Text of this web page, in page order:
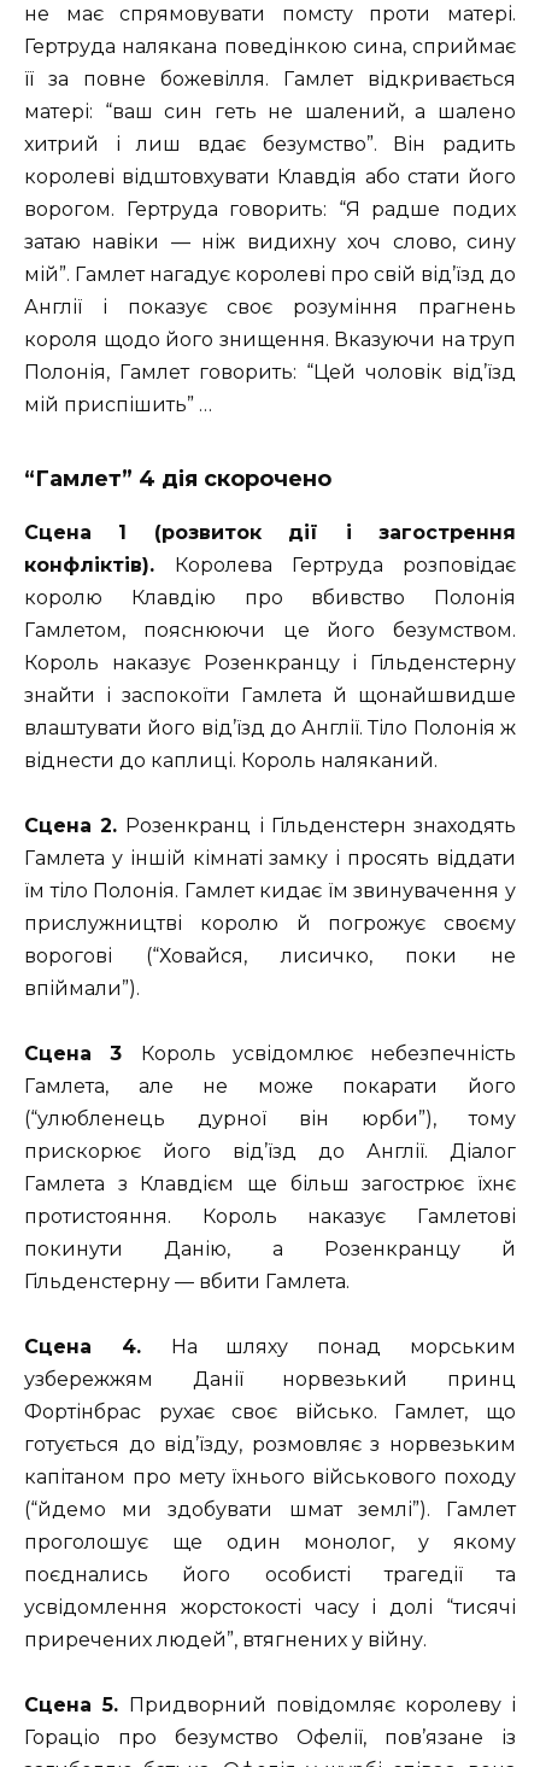
не має спрямовувати помсту проти матері.
Гертруда налякана поведінкою сина, сприймає
її за повне божевілля. Гамлет відкривається
матері: “ваш син геть не шалений, а шалено
хитрий і лиш вдає безумство”. Він радить
королеві відштовхувати Клавдія або стати його
ворогом. Гертруда говорить: “Я радше подих
затаю навіки — ніж видихну хоч слово, сину
мій”. Гамлет нагадує королеві про свій від’їзд до
Англії і показує своє розуміння прагнень
короля щодо його знищення. Вказуючи на труп
Полонія, Гамлет говорить: “Цей чоловік від’їзд
мій приспішить” …
“Гамлет” 4 дія скорочено
Сцена 1 (розвиток дії і загострення
конфліктів). Королева Гертруда розповідає
королю Клавдію про вбивство Полонія
Гамлетом, пояснюючи це його безумством.
Король наказує Розенкранцу і Гільденстерну
знайти і заспокоїти Гамлета й щонайшвидше
влаштувати його від’їзд до Англії. Тіло Полонія ж
віднести до каплиці. Король наляканий.
Сцена 2. Розенкранц і Гільденстерн знаходять
Гамлета у іншій кімнаті замку і просять віддати
їм тіло Полонія. Гамлет кидає їм звинувачення у
прислужництві королю й погрожує своєму
ворогові (“Ховайся, лисичко, поки не
впіймали”).
Сцена 3 Король усвідомлює небезпечність
Гамлета, але не може покарати його
(“улюбленець дурної він юрби”), тому
прискорює його від’їзд до Англії. Діалог
Гамлета з Клавдієм ще більш загострює їхнє
протистояння. Король наказує Гамлетові
покинути Данію, а Розенкранцу й
Гільденстерну — вбити Гамлета.
Сцена 4. На шляху понад морським
узбережжям Данії норвезький принц
Фортінбрас рухає своє військо. Гамлет, що
готується до від’їзду, розмовляє з норвезьким
капітаном про мету їхнього військового походу
(“йдемо ми здобувати шмат землі”). Гамлет
проголошує ще один монолог, у якому
поєднались його особисті трагедії та
усвідомлення жорстокості часу і долі “тисячі
приречених людей”, втягнених у війну.
Сцена 5.
Придворний повідомляє королеву і
Гораціо про безумство Офелії, пов’язане із